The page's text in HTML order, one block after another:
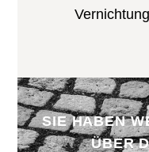
SIE HABEN
ÜBER